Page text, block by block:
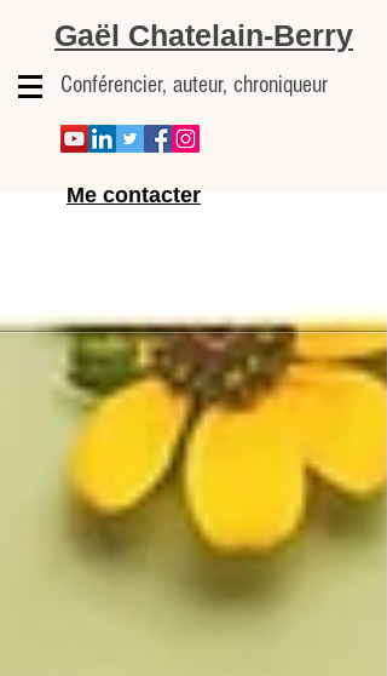
Gaël Chatelain-Berry
Conférencier, auteur, chroniqueur
Me contacter